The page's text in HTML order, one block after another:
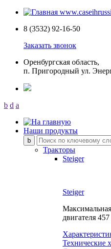
8 (3532) 92-16-50
Заказать звонок
Оренбургская область,
п. Пригородный ул.
b d a
Наши продукты
Тракторы
Steiger
Steiger
двигателя 457
Технические